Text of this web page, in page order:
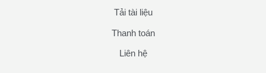
Tải tài liệu
Thanh toán
Liên hệ